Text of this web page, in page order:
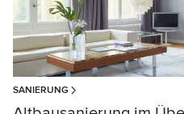
SANIERUNG